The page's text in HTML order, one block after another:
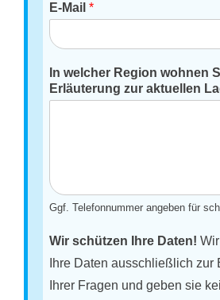
E-Mail*
In welcher Region wohnen
Erläuterung zur aktuellen
Ggf. Telefonnummer angeben für
Wir schützen Ihre Daten!
Ihre Daten ausschließlich zur
Ihrer Fragen und geben sie